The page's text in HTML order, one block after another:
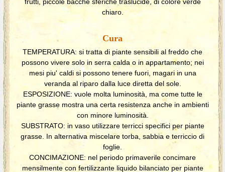
frutti, piccole bacche sferiche traslucide, di colore verde
chiaro.
Cura
TEMPERATURA: si tratta di piante sensibili al freddo che
possono vivere solo in serra calda o in appartamento; nei
mesi piu' caldi si possono tenere fuori, magari in una
veranda al riparo dalla luce diretta del sole.
ESPOSIZIONE: vuole molta luminosità, ma come tutte le
piante grasse mostra una certa resistenza anche in ambienti
con minore luminosità.
SUBSTRATO: in vaso utilizzare terricci specifici per piante
grasse. In alternativa miscelare torba, sabbia e terriccio di
foglie.
CONCIMAZIONE: nel periodo primaverile concimare
mensilmente con fertilizzante liquido bilanciato per piante